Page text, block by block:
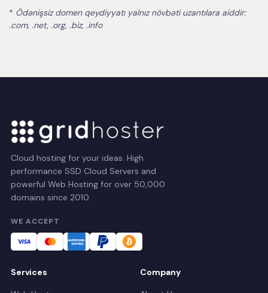
* Ödənişsiz domen qeydiyyatı yalnız növbəti uzantılara aiddir:
.com, .net, .org, .biz, .info
Cloud hosting for your ideas. High
performance SSD Cloud Servers and
powerful Web Hosting for over 50,000
domains since 2010.
WE ACCEPT
Services Company